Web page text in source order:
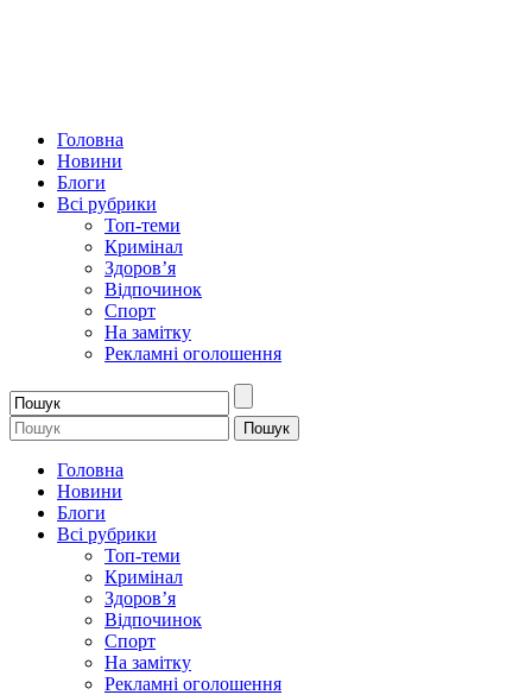
Головна
Новини
Блоги
Всі рубрики
Топ-теми
Кримінал
Здоров’я
Відпочинок
Спорт
На замітку
Рекламні оголошення
Головна
Новини
Блоги
Всі рубрики
Топ-теми
Кримінал
Здоров’я
Відпочинок
Спорт
На замітку
Рекламні оголошення